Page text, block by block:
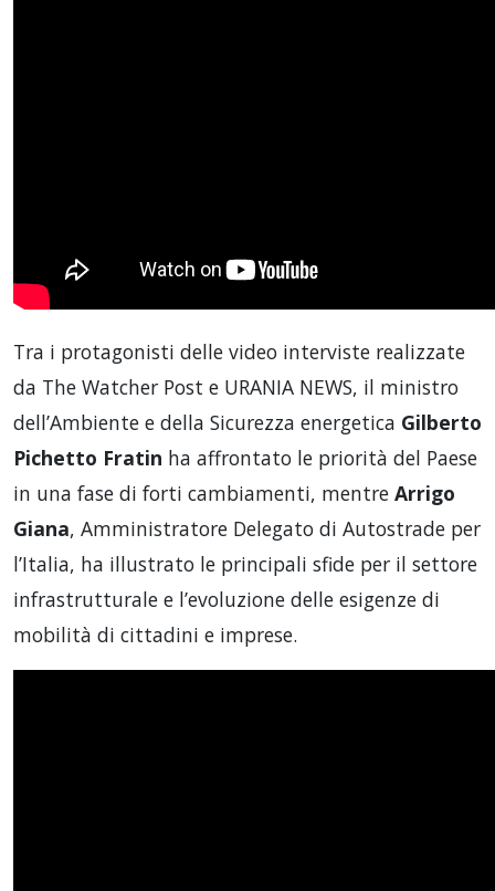
Tra i protagonisti delle video interviste realizzate
da The Watcher Post e URANIA NEWS, il ministro
dell’Ambiente e della Sicurezza energetica Gilberto
Pichetto Fratin ha affrontato le priorità del Paese
in una fase di forti cambiamenti, mentre Arrigo
Giana, Amministratore Delegato di Autostrade per
l’Italia, ha illustrato le principali sfide per il settore
infrastrutturale e l’evoluzione delle esigenze di
mobilità di cittadini e imprese.